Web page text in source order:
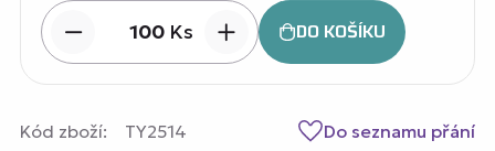
Ks DO KOŠÍKU
Kód zboží: TY2514 Do seznamu přání